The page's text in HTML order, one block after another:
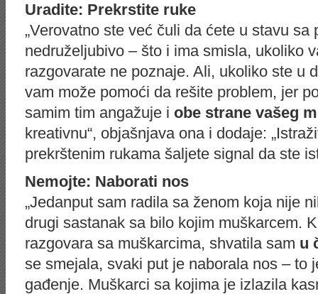
Uradite: Prekrstite ruke
„Verovatno ste već čuli da ćete u stavu
nedruželjubivo – što i ima smisla, ukoliko
razgovarate ne poznaje. Ali, ukoliko ste u
vam može pomoći da rešite problem, jer
samim tim angažuje i obe strane vašeg
kreativnu“, objašnjava ona i dodaje:
prekrštenim rukama šaljete signal da ste
Nemojte: Naborati nos
„Jedanput sam radila sa ženom koja nije
drugi sastanak sa bilo kojim muškarcem.
razgovara sa muškarcima, shvatila sam u
se smejala, svaki put je naborala nos – to
gađenje. Muškarci sa kojima je izlazila